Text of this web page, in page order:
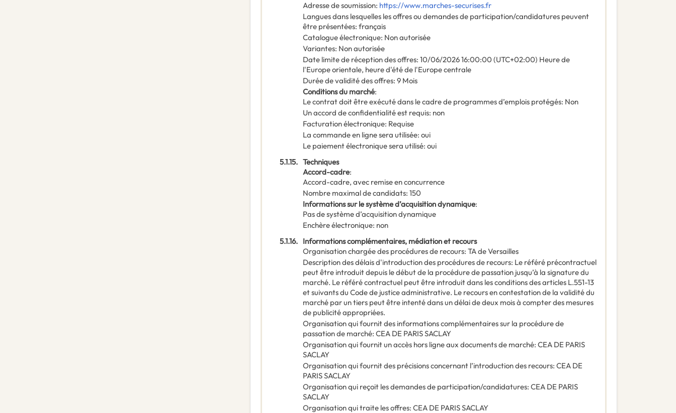
Adresse de soumission: https://www.marches-securises.fr
Langues dans lesquelles les offres ou demandes de participation/candidatures peuvent
être présentées: français
Catalogue électronique: Non autorisée
Variantes: Non autorisée
Date limite de réception des offres: 10/06/202616:00:00 (UTC+02:00) Heure de
l'Europe orientale, heure d'été de l'Europe centrale
Durée de validité des offres: 9 Mois
Conditions du marché:
Le contrat doit être exécuté dans le cadre de programmes d’emplois protégés: Non
Un accord de confidentialité est requis: non
Facturation électronique: Requise
La commande en ligne sera utilisée: oui
Le paiement électronique sera utilisé: oui
5.1.15. Techniques
Accord-cadre:
Accord-cadre, avec remise en concurrence
Nombre maximal de candidats: 150
Informations sur le système d’acquisition dynamique:
Pas de système d’acquisition dynamique
Enchère électronique: non
5.1.16. Informations complémentaires, médiation et recours
Organisation chargée des procédures de recours: TA de Versailles
Description des délais d'introduction des procédures de recours: Le référé précontractuel
peut être introduit depuis le début de la procédure de passation jusqu’à la signature du
marché. Le référé contractuel peut être introduit dans les conditions des articles L.551-13
et suivants du Code de justice administrative. Le recours en contestation de la validité du
marché par un tiers peut être intenté dans un délai de deux mois à compter des mesures
de publicité appropriées.
Organisation qui fournit des informations complémentaires sur la procédure de
passation de marché: CEA DE PARIS SACLAY
Organisation qui fournit un accès hors ligne aux documents de marché: CEA DE PARIS
SACLAY
Organisation qui fournit des précisions concernant l’introduction des recours: CEA DE
PARIS SACLAY
Organisation qui reçoit les demandes de participation/candidatures: CEA DE PARIS
SACLAY
Organisation qui traite les offres: CEA DE PARIS SACLAY